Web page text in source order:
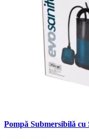
Pompă Submersibilă